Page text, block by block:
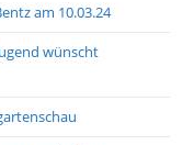
am 10.03.24
wünscht